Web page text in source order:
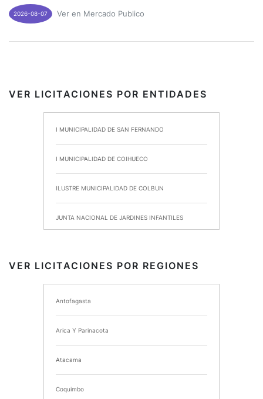
2026-08-07 Ver en Mercado Publico
VER LICITACIONES POR ENTIDADES
I MUNICIPALIDAD DE SAN FERNANDO
I MUNICIPALIDAD DE COIHUECO
ILUSTRE MUNICIPALIDAD DE COLBUN
JUNTA NACIONAL DE JARDINES INFANTILES
I MUNICIPALIDAD DE CHIMBARONGO
INSTITUTO NACIONAL DE DEPORTES DE CHILE
SERVICIO DE SALUD DEL MAULE HOSPITAL DE
TALCA
VER LICITACIONES POR REGIONES
Antofagasta
Arica Y Parinacota
Atacama
Coquimbo